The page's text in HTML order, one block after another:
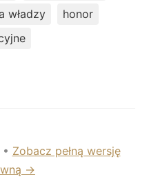
władzy
honor
• Zobacz pełną wersję
→